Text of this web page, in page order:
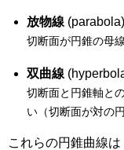
放物線 (parabola)
切断面が円錐の母
双曲線
切断面と円錐軸と
い（切断面が対の
これらの円錐曲線は